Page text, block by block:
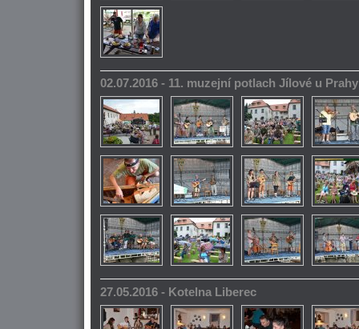
02.07.2016 - 11. muzejní potlach Jílové u Prahy
27.05.2016 - Kotelna Liberec